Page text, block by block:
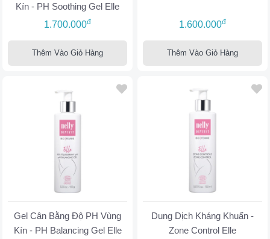
Kín - PH Soothing Gel Elle
1.700.000đ
Thêm Vào Giỏ Hàng
1.600.000đ
Thêm Vào Giỏ Hàng
Gel Cân Bằng Độ PH Vùng
Kín - PH Balancing Gel Elle
Dung Dịch Kháng Khuẩn -
Zone Control Elle